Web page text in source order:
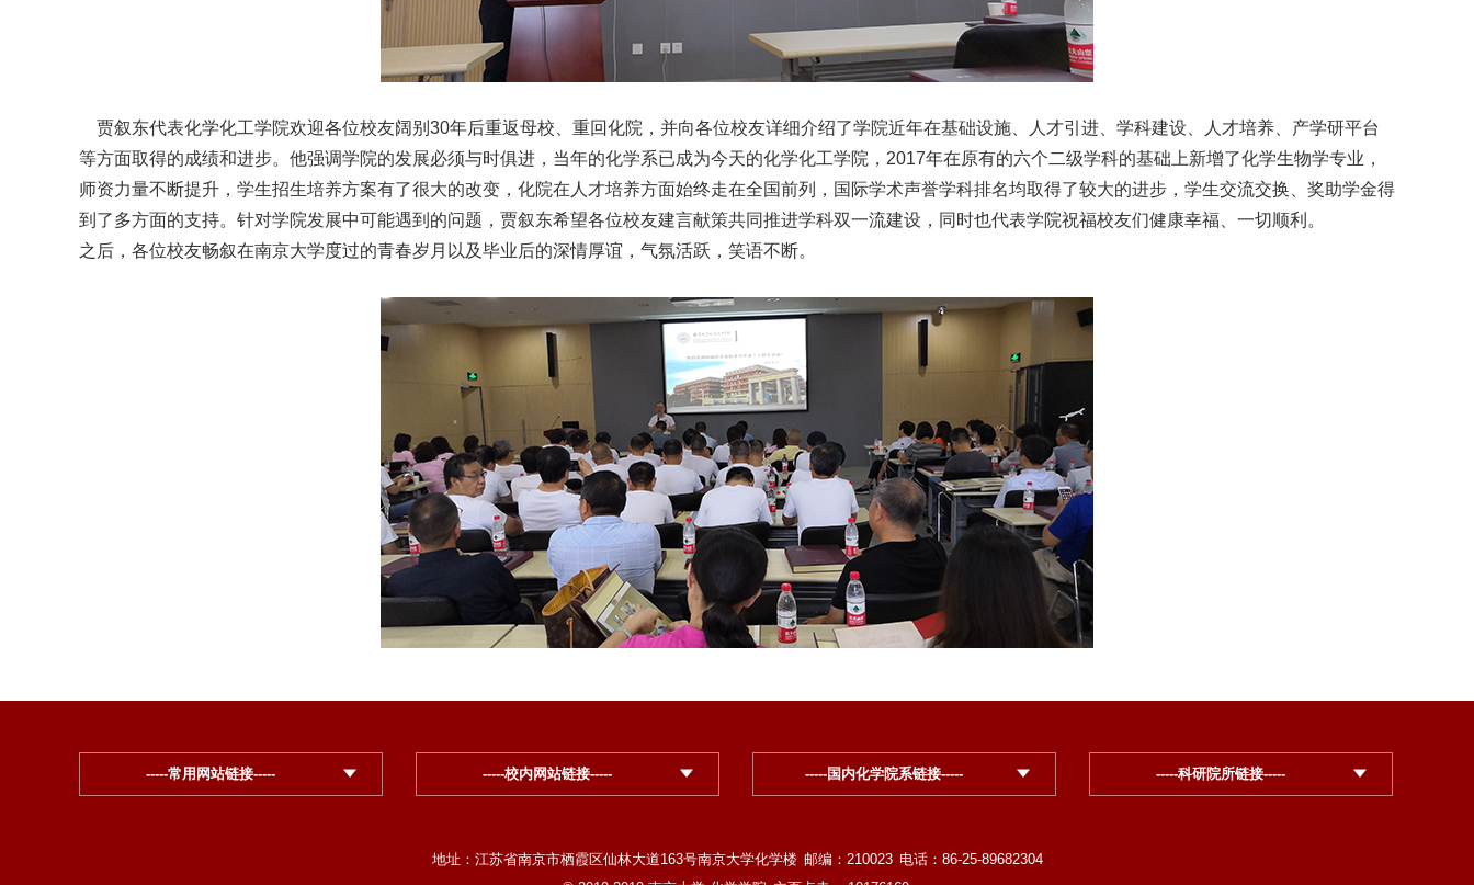
贾叙东代表化学化工学院欢迎各位校友阔别30年后重返母校、重回化院，并向各位校友详细介绍了学院近年在基础设施、人才引进、学科建设、人才培养、产学研平台
等方面取得的成绩和进步。他强调学院的发展必须与时俱进，当年的化学系已成为今天的化学化工学院，2017年在原有的六个二级学科的基础上新增了化学生物学专业，
师资力量不断提升，学生招生培养方案有了很大的改变，化院在人才培养方面始终走在全国前列，国际学术声誉学科排名均取得了较大的进步，学生交流交换、奖助学金得
到了多方面的支持。针对学院发展中可能遇到的问题，贾叙东希望各位校友建言献策共同推进学科双一流建设，同时也代表学院祝福校友们健康幸福、一切顺利。
之后，各位校友畅叙在南京大学度过的青春岁月以及毕业后的深情厚谊，气氛活跃，笑语不断。
-----常用网站链接----- -----校内网站链接----- -----国内化学院系链接----- -----科研院所链接-----
地址：江苏省南京市栖霞区仙林大道163号南京大学化学楼 邮编：210023 电话：86-25-89682304